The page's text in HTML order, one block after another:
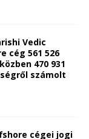
Vedic
cég 561 526
470 931
számolt
cégei jogi